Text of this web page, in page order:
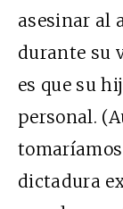
asesinar al
durante su
es que su
personal.
dictadura